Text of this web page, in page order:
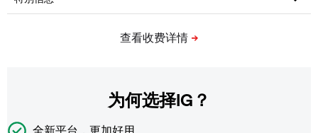
为何选择IG？
全新平台，更加好用